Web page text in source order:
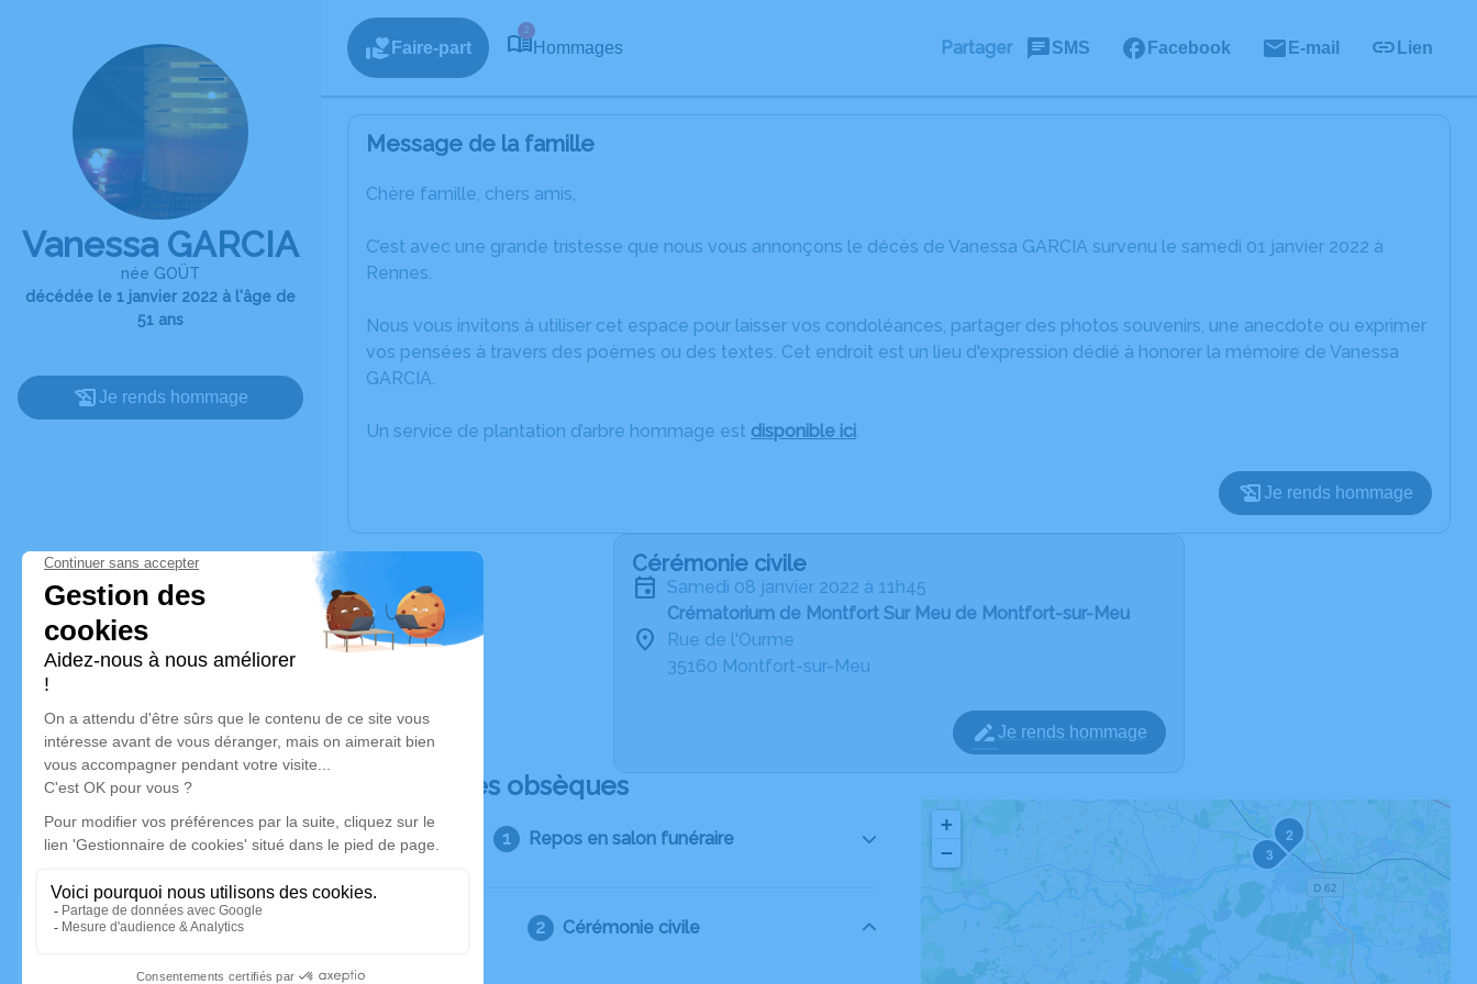
Vanessa GARCIA
née GOÜT
décédée le 1 janvier 2022 à l'âge de
51 ans
Je rends hommage
Faire-part
2
Hommages Partager SMS Facebook E-mail Lien
Message de la famille
Chère famille, chers amis,
C’est avec une grande tristesse que nous vous annonçons le décès de Vanessa GARCIA survenu le samedi 01 janvier 2022 à
Rennes.
Nous vous invitons à utiliser cet espace pour laisser vos condoléances, partager des photos souvenirs, une anecdote ou exprimer
vos pensées à travers des poèmes ou des textes. Cet endroit est un lieu d'expression dédié à honorer la mémoire de Vanessa
GARCIA.
Un service de plantation d’arbre hommage est disponible ici.
Je rends hommage
Cérémonie civile
samedi 08 janvier 2022 à 11h45
Crématorium de Montfort Sur Meu de Montfort-sur-Meu
Rue de l'Ourme
35160 Montfort-sur-Meu
Je rends hommage
Déroulé des obsèques
Repos en salon funéraire
Cérémonie civile
2
3
+
−